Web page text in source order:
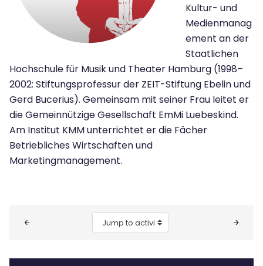
Kultur- und
Medienmanag
ement an der
Staatlichen
Hochschule für Musik und Theater Hamburg (1998–
2002: Stiftungsprofessur der ZEIT-Stiftung Ebelin und
Gerd Bucerius). Gemeinsam mit seiner Frau leitet er
die Gemeinnützige Gesellschaft EmMi Luebeskind.
Am Institut KMM unterrichtet er die Fächer
Betriebliches Wirtschaften und
Marketingmanagement.
Jump to activity